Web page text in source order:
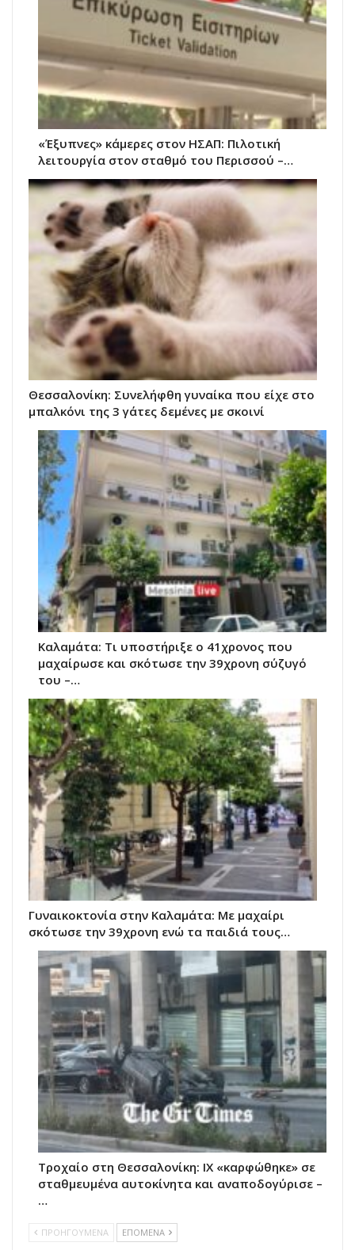
«Έξυπνες» κάμερες στον ΗΣΑΠ: Πιλοτική
λειτουργία στον σταθμό του Περισσού –…
Θεσσαλονίκη: Συνελήφθη γυναίκα που είχε στο
μπαλκόνι της 3 γάτες δεμένες με σκοινί
Καλαμάτα: Τι υποστήριξε ο 41χρονος που
μαχαίρωσε και σκότωσε την 39χρονη σύζυγό
του –…
Γυναικοκτονία στην Καλαμάτα: Με μαχαίρι
σκότωσε την 39χρονη ενώ τα παιδιά τους…
Τροχαίο στη Θεσσαλονίκη: ΙΧ «καρφώθηκε» σε
σταθμευμένα αυτοκίνητα και αναποδογύρισε –
…
ΠΡΟΗΓΟΥΜΕΝΑ ΕΠΟΜΕΝΑ